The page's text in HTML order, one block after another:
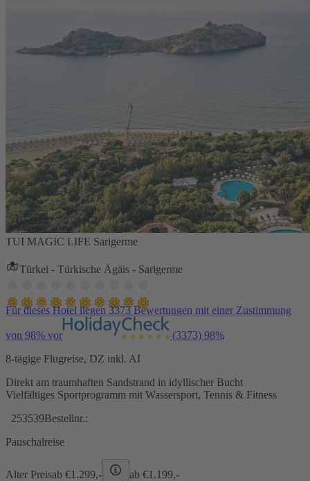
TUI MAGIC LIFE Sarigerme
Türkei - Türkische Ägäis - Sarigerme
Für dieses Hotel liegen 3373 Bewertungen mit einer Zustimmung
von 98% vor (3373) 98%
8-tägige Flugreise, DZ inkl. AI
Direkt am traumhaften Sandstrand in idyllischer Bucht
Vielfältiges Sportprogramm mit Wassersport, Tennis & Fitness
253539Bestellnr.:
Pauschalreise
Alter Preisab €1.299,- ab €1.199,-